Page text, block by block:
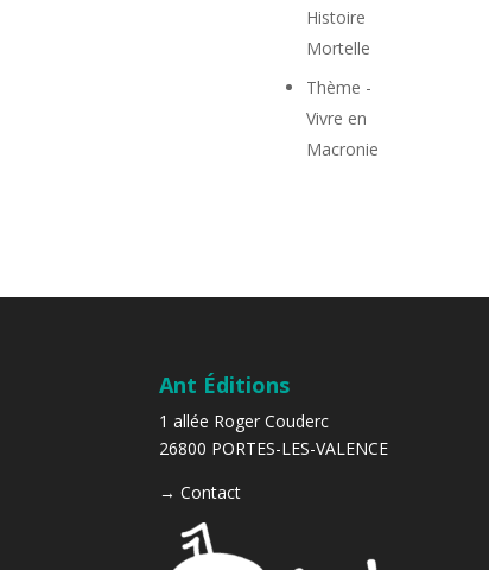
Histoire
Mortelle
Thème -
Vivre en
Macronie
Ant Éditions
1 allée Roger Couderc
26800 PORTES-LES-VALENCE
→Contact